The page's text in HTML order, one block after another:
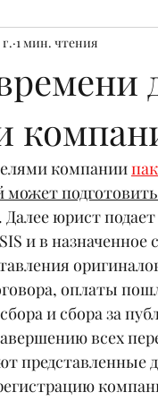
1 мин. чтения
компании
может
. Далее юрист
и в
оплаты
и сбора за
всех